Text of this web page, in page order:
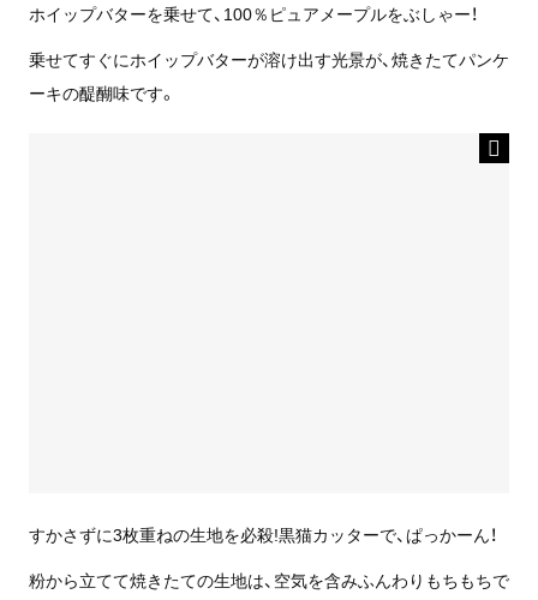
ホイップバターを乗せて、100％ピュアメープルをぶしゃー！
乗せてすぐにホイップバターが溶け出す光景が、焼きたてパンケ
ーキの醍醐味です。
すかさずに3枚重ねの生地を必殺!黒猫カッターで、ぱっかーん！
粉から立てて焼きたての生地は、空気を含みふんわりもちもちで